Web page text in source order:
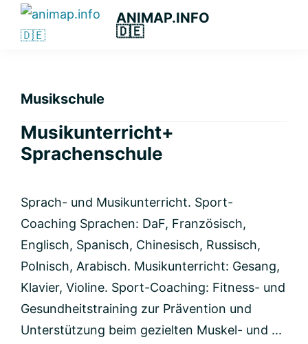
Hauptnavigation
Zum
Hauptinhalt
primären
ANIMAP.INFO
🇩🇪
Das
Musikschule
Musikunterricht+
Sprachenschule
Sprach- und Musikunterricht. Sport-
Coaching Sprachen: DaF, Französisch,
Englisch, Spanisch, Chinesisch, Russisch,
Polnisch, Arabisch. Musikunterricht: Gesang,
Klavier, Violine. Sport-Coaching: Fitness- und
Gesundheitstraining zur Prävention und
Unterstützung beim gezielten Muskel- und ...